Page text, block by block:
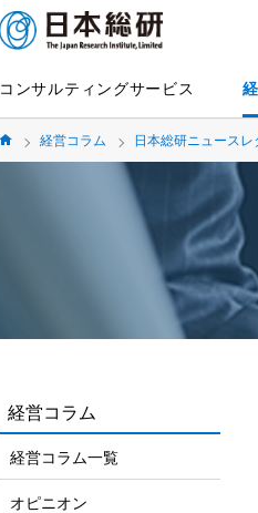
コンサルティングサービス
経営コラム 日本総研ニュースレ
経営コラム
経営コラム一覧
オピニオン